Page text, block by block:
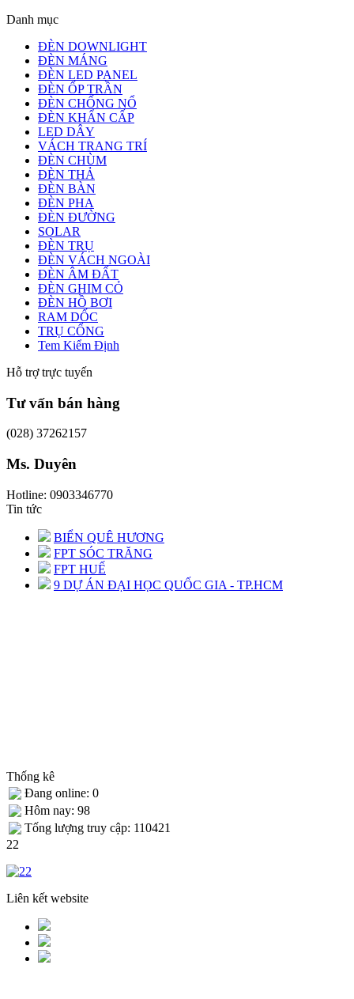
Danh mục
ĐÈN DOWNLIGHT
ĐÈN MÁNG
ĐÈN LED PANEL
ĐÈN ỐP TRẦN
ĐÈN CHỐNG NỔ
ĐÈN KHẨN CẤP
LED DÂY
VÁCH TRANG TRÍ
ĐÈN CHÙM
ĐÈN THẢ
ĐÈN BÀN
ĐÈN PHA
ĐÈN ĐƯỜNG
SOLAR
ĐÈN TRỤ
ĐÈN VÁCH NGOÀI
ĐÈN ÂM ĐẤT
ĐÈN GHIM CỎ
ĐÈN HỒ BƠI
RAM DỐC
TRỤ CỔNG
Tem Kiểm Định
Hỗ trợ trực tuyến
Tư vấn bán hàng
(028) 37262157
Ms. Duyên
Hotline: 0903346770
Tin tức
BIỂN QUÊ HƯƠNG
FPT SÓC TRĂNG
FPT HUẾ
9 DỰ ÁN ĐẠI HỌC QUỐC GIA - TP.HCM
Thống kê
Đang online: 0
Hôm nay: 98
Tống lượng truy cập: 110421
22
Liên kết website